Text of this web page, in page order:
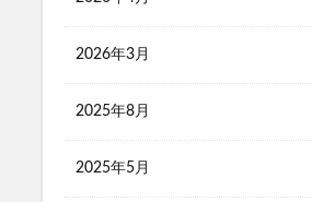
2026年3月
2025年8月
2025年5月